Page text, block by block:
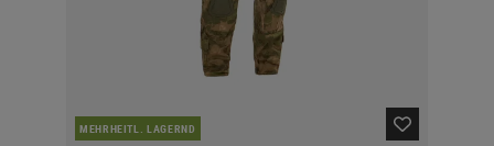
MEHRHEITL. LAGERND